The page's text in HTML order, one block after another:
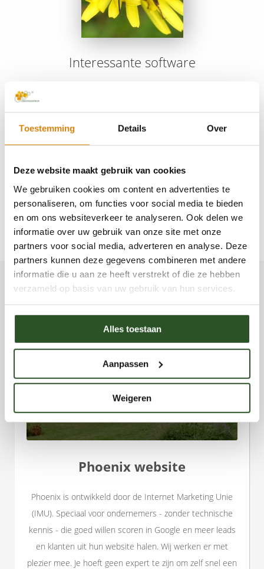
Toestemming Details Over
Deze website maakt gebruik van cookies
We gebruiken cookies om content en advertenties te
personaliseren, om functies voor social media te bieden
en om ons websiteverkeer te analyseren. Ook delen we
informatie over uw gebruik van onze site met onze
partners voor social media, adverteren en analyse. Deze
partners kunnen deze gegevens combineren met andere
informatie die u aan ze heeft verstrekt of die ze hebben
verzameld op basis van uw gebruik van hun services.
Alles toestaan
Aanpassen
Weigeren
Interessante software
De Bijenstichting gebruikt voor de website, online
cursussen en betalingsysteem software van de IMU. Wij
buttonsnaar de website gaat en een van deze
producten koopt,wij een vergoeding van de IMU
ontvangen. Jij blij - wij blij!
Phoenix website
Phoenix is ontwikkeld door de Internet Marketing Unie
(IMU). Speciaal voor ondernemers - zonder technische
kennis - die goed willen scoren in Google en meer leads
en klanten uit hun website halen. Wij werken er met
plezier mee. Je hoeft geen expert te zijn om zelf snel een